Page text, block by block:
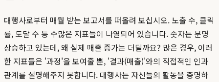
대행사로부터 매월 받는 보고서를 떠올려 보십시오. 노출 수, 클릭
률, 도달 수 등 수많은 지표들이 나열되어 있습니다. 숫자는 분명
상승하고 있는데, 왜 실제 매출 증가는 더딜까요? 많은 경우, 이러
한 지표들은 '과정'을 보여줄 뿐, '결과(매출)'와의 직접적인 인과
관계를 설명해주지 못합니다. 대행사는 자신들의 활동을 증명하